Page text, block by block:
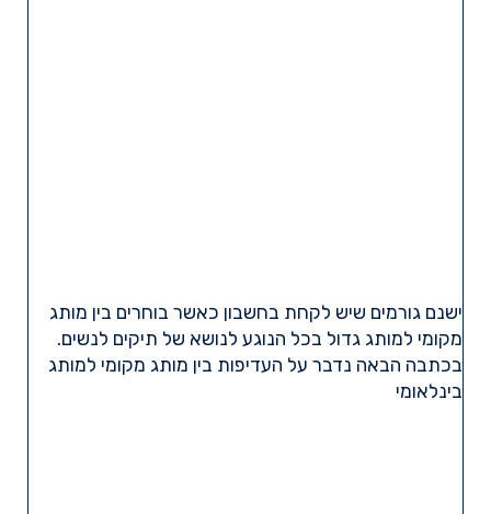
ישנם גורמים שיש לקחת בחשבון כאשר בוחרים בין מותג
מקומי למותג גדול בכל הנוגע לנושא של תיקים לנשים.
בכתבה הבאה נדבר על העדיפות בין מותג מקומי למותג
בינלאומי